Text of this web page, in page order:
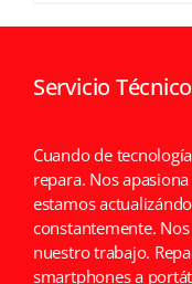
Servicio Técnico
Cuando de
repara. Nos
estamos
constantemente.
nuestro trabajo.
smartphones a